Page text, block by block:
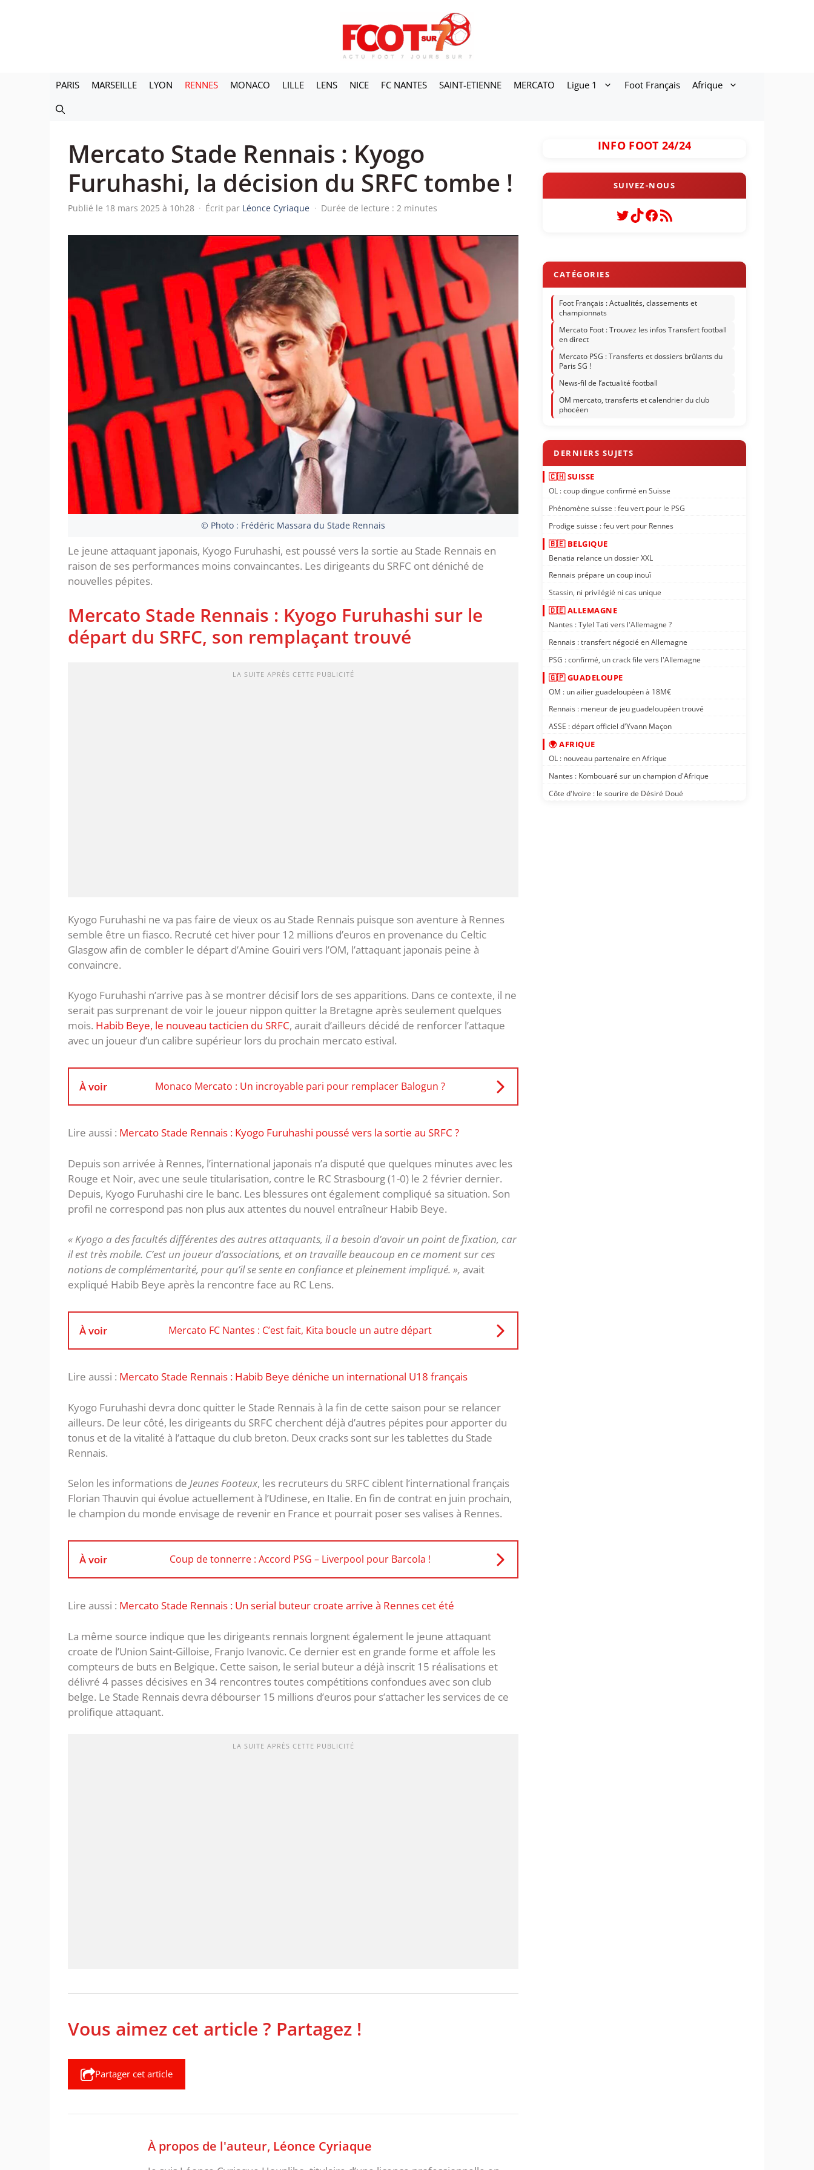
PARIS MARSEILLE LYON RENNES MONACO LILLE LENS NICE FC NANTES SAINT-ETIENNE MERCATO Ligue 1 Foot Français Afrique
Mercato Stade Rennais : Kyogo
Furuhashi, la décision du SRFC tombe !
Publié le 18 mars 2025 à 10h28 · Écrit par Léonce Cyriaque · Durée de lecture : 2 minutes
© Photo : Frédéric Massara du Stade Rennais
Le jeune attaquant japonais, Kyogo Furuhashi, est poussé vers la sortie au Stade Rennais en
raison de ses performances moins convaincantes. Les dirigeants du SRFC ont déniché de
nouvelles pépites.
Mercato Stade Rennais : Kyogo Furuhashi sur le
départ du SRFC, son remplaçant trouvé
LA SUITE APRÈS CETTE PUBLICITÉ
Kyogo Furuhashi ne va pas faire de vieux os au Stade Rennais puisque son aventure à Rennes
semble être un fiasco. Recruté cet hiver pour 12 millions d’euros en provenance du Celtic
Glasgow afin de combler le départ d’Amine Gouiri vers l’OM, l’attaquant japonais peine à
convaincre.
Kyogo Furuhashi n’arrive pas à se montrer décisif lors de ses apparitions. Dans ce contexte, il ne
serait pas surprenant de voir le joueur nippon quitter la Bretagne après seulement quelques
mois. Habib Beye, le nouveau tacticien du SRFC, aurait d’ailleurs décidé de renforcer l’attaque
avec un joueur d’un calibre supérieur lors du prochain mercato estival.
À voir Monaco Mercato : Un incroyable pari pour remplacer Balogun ?
Lire aussi : Mercato Stade Rennais : Kyogo Furuhashi poussé vers la sortie au SRFC ?
Depuis son arrivée à Rennes, l’international japonais n’a disputé que quelques minutes avec les
Rouge et Noir, avec une seule titularisation, contre le RC Strasbourg (1-0) le 2 février dernier.
Depuis, Kyogo Furuhashi cire le banc. Les blessures ont également compliqué sa situation. Son
profil ne correspond pas non plus aux attentes du nouvel entraîneur Habib Beye.
« Kyogo a des facultés différentes des autres attaquants, il a besoin d’avoir un point de fixation, car
il est très mobile. C’est un joueur d’associations, et on travaille beaucoup en ce moment sur ces
notions de complémentarité, pour qu’il se sente en confiance et pleinement impliqué. », avait
expliqué Habib Beye après la rencontre face au RC Lens.
À voir Mercato FC Nantes : C’est fait, Kita boucle un autre départ
Lire aussi : Mercato Stade Rennais : Habib Beye déniche un international U18 français
Kyogo Furuhashi devra donc quitter le Stade Rennais à la fin de cette saison pour se relancer
ailleurs. De leur côté, les dirigeants du SRFC cherchent déjà d’autres pépites pour apporter du
tonus et de la vitalité à l’attaque du club breton. Deux cracks sont sur les tablettes du Stade
Rennais.
Selon les informations de Jeunes Footeux, les recruteurs du SRFC ciblent l’international français
Florian Thauvin qui évolue actuellement à l’Udinese, en Italie. En fin de contrat en juin prochain,
le champion du monde envisage de revenir en France et pourrait poser ses valises à Rennes.
À voir Coup de tonnerre : Accord PSG – Liverpool pour Barcola !
Lire aussi : Mercato Stade Rennais : Un serial buteur croate arrive à Rennes cet été
La même source indique que les dirigeants rennais lorgnent également le jeune attaquant
croate de l’Union Saint-Gilloise, Franjo Ivanovic. Ce dernier est en grande forme et affole les
compteurs de buts en Belgique. Cette saison, le serial buteur a déjà inscrit 15 réalisations et
délivré 4 passes décisives en 34 rencontres toutes compétitions confondues avec son club
belge. Le Stade Rennais devra débourser 15 millions d’euros pour s’attacher les services de ce
prolifique attaquant.
LA SUITE APRÈS CETTE PUBLICITÉ
Vous aimez cet article ? Partagez !
Partager cet article
À propos de l'auteur, Léonce Cyriaque
INFO FOOT 24/24
Twitter
TikTok
Facebook
Flux RSS
Foot Français : Actualités, classements et
championnats
Mercato Foot : Trouvez les infos Transfert football
en direct
Mercato PSG : Transferts et dossiers brûlants du
Paris SG !
News-fil de l’actualité football
OM mercato, transferts et calendrier du club
phocéen
🇨🇭 SUISSE
OL : coup dingue confirmé en Suisse
Phénomène suisse : feu vert pour le PSG
Prodige suisse : feu vert pour Rennes
🇧🇪 BELGIQUE
Benatia relance un dossier XXL
Rennais prépare un coup inouï
Stassin, ni privilégié ni cas unique
🇩🇪 ALLEMAGNE
Nantes : Tylel Tati vers l'Allemagne ?
Rennais : transfert négocié en Allemagne
PSG : confirmé, un crack file vers l'Allemagne
🇬🇵 GUADELOUPE
OM : un ailier guadeloupéen à 18M€
Rennais : meneur de jeu guadeloupéen trouvé
ASSE : départ officiel d'Yvann Maçon
🌍 AFRIQUE
OL : nouveau partenaire en Afrique
Nantes : Kombouaré sur un champion d'Afrique
Côte d'Ivoire : le sourire de Désiré Doué